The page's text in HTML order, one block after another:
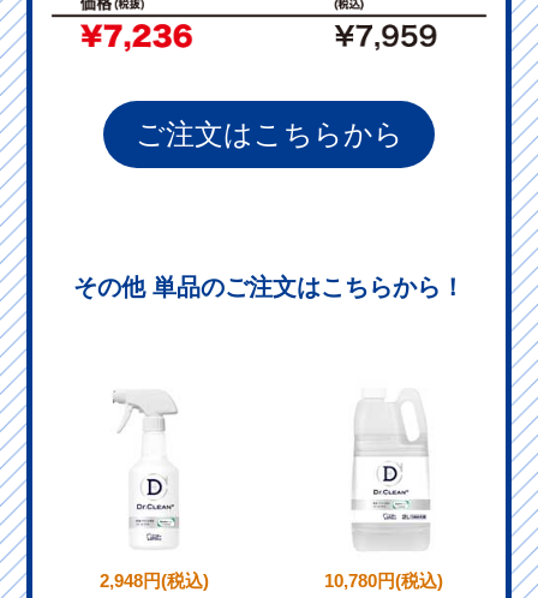
ご注文はこちらから
その他 単品のご注文はこちらから！
2,948円(税込)
10,780円(税込)